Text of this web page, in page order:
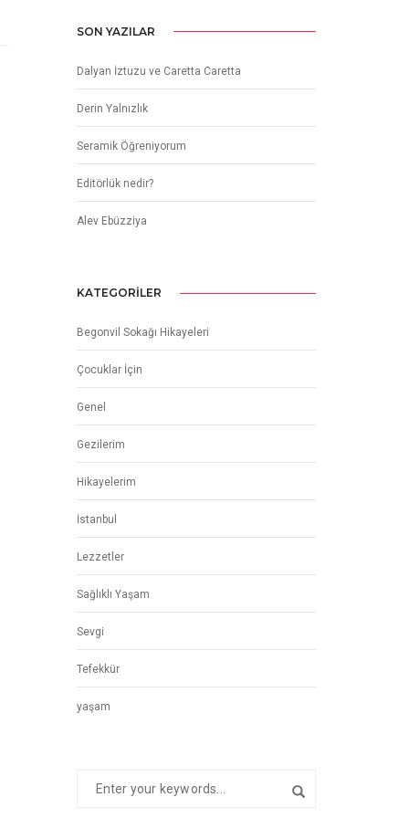
SON YAZILAR
Dalyan İztuzu ve Caretta Caretta
Derin Yalnızlık
Seramik Öğreniyorum
Editörlük nedir?
Alev Ebüzziya
KATEGORILER
Begonvil Sokağı Hikayeleri
Çocuklar İçin
Genel
Gezilerim
Hikayelerim
İstanbul
Lezzetler
Sağlıklı Yaşam
Sevgi
Tefekkür
yaşam